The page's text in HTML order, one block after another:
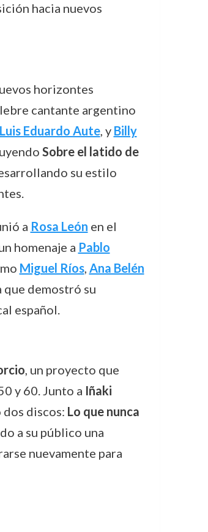
hacia nuevos
horizontes
cantante argentino
Luis Eduardo Aute, y Billy
Sobre el latido de
su estilo
a Rosa León en el
homenaje a Pablo
Miguel Ríos, Ana Belén
que demostró su
español.
, un proyecto que
y 60. Junto a Iñaki
discos: Lo que nunca
a su público una
nuevamente para